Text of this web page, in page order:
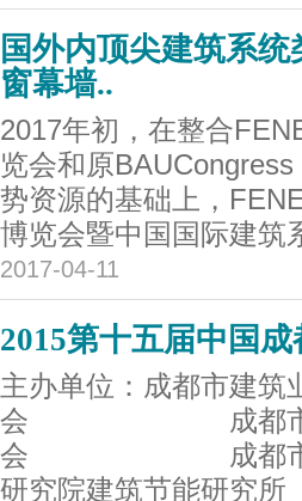
国外内顶尖建筑系
窗幕墙..
2017年初，在整合
览会和原
势资源的基础上，
博览会暨中国国际建筑
2017-04-11
2015第十五届中国
主办单位：成都市建筑
会 成都市房地产
会 成都市天一展
研究院建筑节能